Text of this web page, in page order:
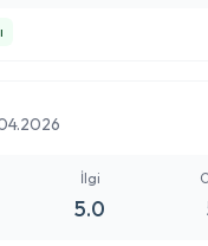
tutarlı, takibi çok düzenli
samimi bir terapist.
İlgi
5.0